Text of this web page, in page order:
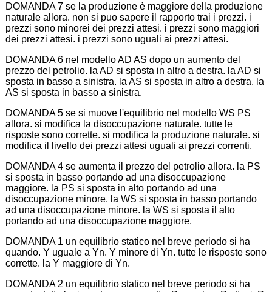
DOMANDA 7 se la produzione è maggiore della produzione
naturale allora. non si puo sapere il rapporto trai i prezzi. i
prezzi sono minorei dei prezzi attesi. i prezzi sono maggiori
dei prezzi attesi. i prezzi sono uguali ai prezzi attesi.
DOMANDA 6 nel modello AD AS dopo un aumento del
prezzo del petrolio. la AD si sposta in altro a destra. la AD si
sposta in basso a sinistra. la AS si sposta in altro a destra. la
AS si sposta in basso a sinistra.
DOMANDA 5 se si muove l'equilibrio nel modello WS PS
allora. si modifica la disoccupazione naturale. tutte le
risposte sono corrette. si modifica la produzione naturale. si
modifica il livello dei prezzi attesi uguali ai prezzi correnti.
DOMANDA 4 se aumenta il prezzo del petrolio allora. la PS
si sposta in basso portando ad una disoccupazione
maggiore. la PS si sposta in alto portando ad una
disoccupazione minore. la WS si sposta in basso portando
ad una disoccupazione minore. la WS si sposta il alto
portando ad una disoccupazione maggiore.
DOMANDA 1 un equilibrio statico nel breve periodo si ha
quando. Y uguale a Yn. Y minore di Yn. tutte le risposte sono
corrette. la Y maggiore di Yn.
DOMANDA 2 un equilibrio statico nel breve periodo si ha